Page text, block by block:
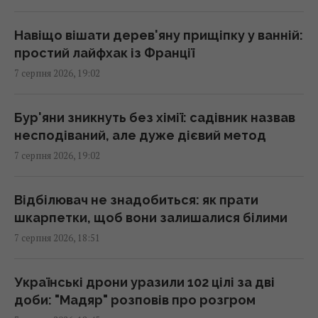
Бюджетний вибір: названо головний
автомобільний бестселер у Європі
У двох районах Києва зникло світло: в ДТЕК
назвали причину
Гороскоп на 8 серпня за картами Таро:
Дівам - суперечки, Ракам - емоції
Яка кімнатна рослина вам подобається:
Навіщо вішати дерев'яну прищіпку у ванній:
простий лайфхак із Франції
7 серпня 2026, 19:02
Бур'яни зникнуть без хімії: садівник назвав
несподіваний, але дуже дієвий метод
7 серпня 2026, 19:02
Відбілювач не знадобиться: як прати
шкарпетки, щоб вони залишалися білими
7 серпня 2026, 18:51
Українські дрони уразили 102 цілі за дві
доби: "Мадяр" розповів про розгром